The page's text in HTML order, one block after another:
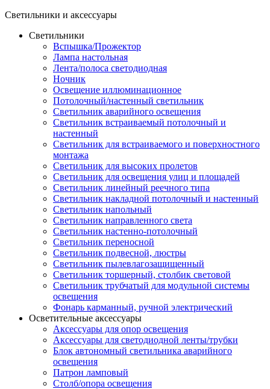
Светильники и аксессуары
Светильники
Вспышка/Прожектор
Лампа настольная
Лента/полоса светодиодная
Ночник
Освещение иллюминационное
Потолочный/настенный светильник
Светильник аварийного освещения
Светильник встраиваемый потолочный и
настенный
Светильник для встраиваемого и поверхностного
монтажа
Светильник для высоких пролетов
Светильник для освещения улиц и площадей
Светильник линейный реечного типа
Светильник накладной потолочный и настенный
Светильник напольный
Светильник направленного света
Светильник настенно-потолочный
Светильник переносной
Светильник подвесной, люстры
Светильник пылевлагозащищенный
Светильник торшерный, столбик световой
Светильник трубчатый для модульной системы
освещения
Фонарь карманный, ручной электрический
Осветительные аксессуары
Аксессуары для опор освещения
Аксессуары для светодиодной ленты/трубки
Блок автономный светильника аварийного
освещения
Патрон ламповый
Столб/опора освещения